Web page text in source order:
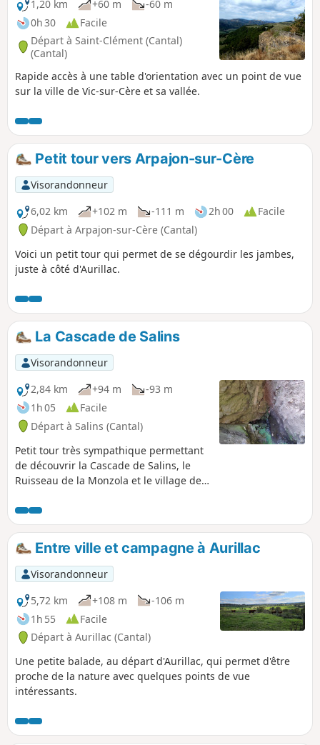
1,20 km +60 m
-60 m
0h 30
Facile
Départ à Saint-Clément (Cantal)
(Cantal)
Rapide accès à une table d'orientation avec un point de vue
sur la ville de Vic-sur-Cère et sa vallée.
Petit tour vers Arpajon-sur-Cère
Visorandonneur
6,02 km
+102 m -111 m 2h 00
Facile
Départ à Arpajon-sur-Cère (Cantal)
Voici un petit tour qui permet de se dégourdir les jambes,
juste à côté d'Aurillac.
La Cascade de Salins
Visorandonneur
2,84 km
+94 m
-93 m
1h 05
Facile
Départ à Salins (Cantal)
Petit tour très sympathique permettant
de découvrir la Cascade de Salins, le
Ruisseau de la Monzola et le village de
sous-bois. De nombreux points d'intérêt
sur le parcours pour faire avancer les
enfants (cascade, pont de singe, rivière,
etc.). Chemin entièrement balisé en
Bleu. Un énorme merci à la
Communauté de Communes du Pays de
Mauriac pour l'aménagement et
l'entretien de cette balade.
Entre ville et campagne à Aurillac
Visorandonneur
5,72 km
+108 m
-106 m
1h 55
Facile
Départ à Aurillac (Cantal)
Une petite balade, au départ d'Aurillac, qui permet d'être
proche de la nature avec quelques points de vue
intéressants.